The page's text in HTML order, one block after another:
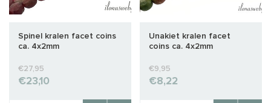
Spinel kralen facet coins
ca. 4x2mm
€27,95
€23,10
Unakiet kralen facet
coins ca. 4x2mm
€9,95
€8,22